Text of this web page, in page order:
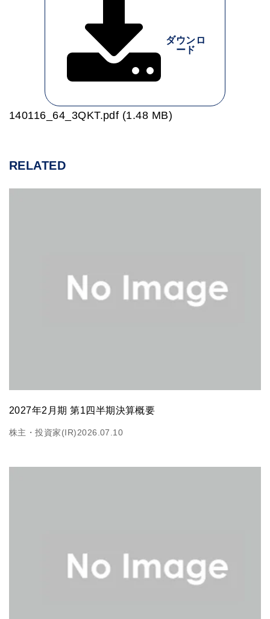
ダウンロ
ード
140116_64_3QKT.pdf (1.48 MB)
RELATED
2027年2月期 第1四半期決算概要
株主・投資家(IR)2026.07.10